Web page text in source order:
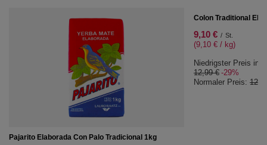
Pajarito Elaborada Con Palo Tradicional 1kg
Colon Traditional
9,10 € / St.
(9,10 € / kg)
Niedrigster Preis in
12,99 € -29%
Normaler Preis: